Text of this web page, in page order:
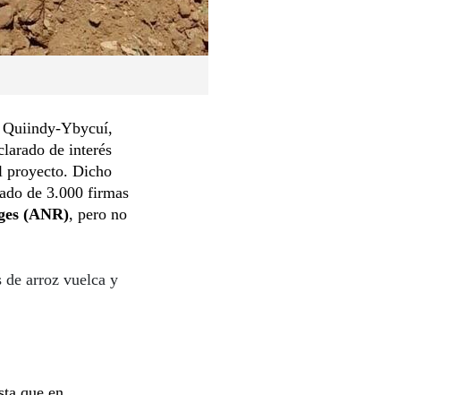
Quiindy-Ybycuí,
de interés
proyecto. Dicho
de 3.000 firmas
(ANR), pero no
de arroz vuelca y